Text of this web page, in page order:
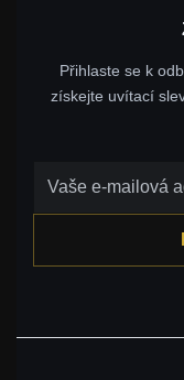
Přihlaste se k
získejte uvítací